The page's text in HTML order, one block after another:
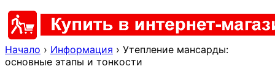
Начало › Информация › Утепление мансарды:
основные этапы и тонкости